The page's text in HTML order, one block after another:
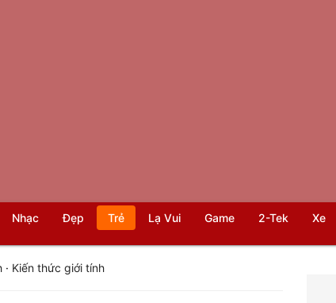
Nhạc Đẹp Trẻ Lạ Vui Game 2-Tek Xe
· Kiến thức giới tính